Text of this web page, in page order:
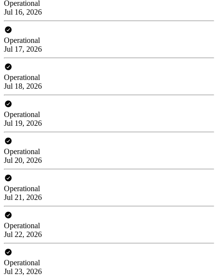
Operational
Jul 16, 2026
Operational
Jul 17, 2026
Operational
Jul 18, 2026
Operational
Jul 19, 2026
Operational
Jul 20, 2026
Operational
Jul 21, 2026
Operational
Jul 22, 2026
Operational
Jul 23, 2026